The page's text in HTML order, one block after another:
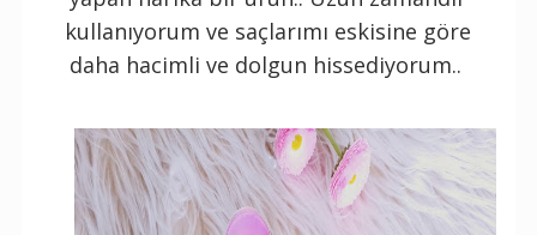
kullanıyorum ve saçlarımı eskisine göre
daha hacimli ve dolgun hissediyorum..